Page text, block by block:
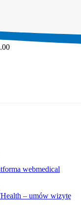
webmedical
– umów wizytę